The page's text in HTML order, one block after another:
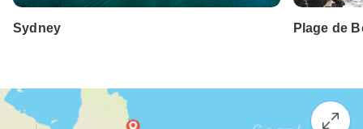
Sydney Plage de